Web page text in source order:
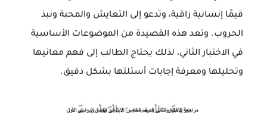
قيمًا إنسانية راقية، وتدعو إلى التعايش والمحبة ونبذ
الحروب. وتعد هذه القصيدة من الموضوعات الأساسية
في الاختبار الثاني، لذلك يحتاج الطالب إلى فهم معانيها
وتحليلها ومعرفة إجابات أسئلتها بشكل دقيق.